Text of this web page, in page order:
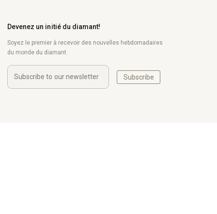
Devenez un initié du diamant!
Soyez le premier à recevoir des nouvelles hebdomadaires
du monde du diamant.
Subscribe